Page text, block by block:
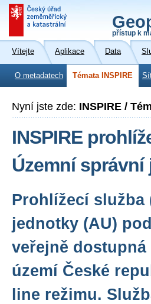
přístup k
Vítejte Aplikace Data
O metadatech Témata INSPIRE
Nyní jste zde: INSPIRE /
INSPIRE
Územní
Prohlížecí služba
jednotky (AU)
veřejně
území České
line režimu.